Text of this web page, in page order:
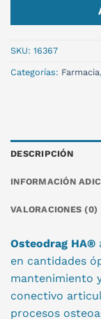
SKU: 16367
Categorías: Farmacia,
DESCRIPCIÓN
INFORMACIÓN
VALORACIONES (0)
Osteodrag HA®
en cantidades
mantenimiento
conectivo
procesos